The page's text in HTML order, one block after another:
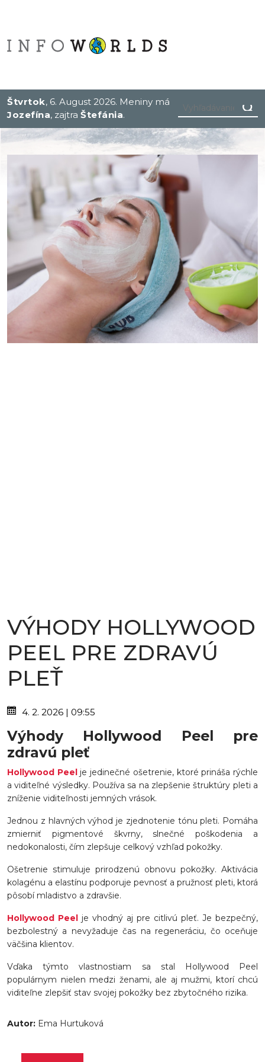
Štvrtok, 6. August 2026. Meniny má
Jozefína, zajtra Štefánia.
VÝHODY HOLLYWOOD
PEEL PRE ZDRAVÚ
PLEŤ
4. 2. 2026 | 09:55
Výhody Hollywood Peel pre
zdravú pleť
Hollywood Peelje jedinečné ošetrenie, ktoré prináša rýchle
a viditeľné výsledky. Používa sa na zlepšenie štruktúry pleti a
zníženie viditeľnosti jemných vrások.
Jednou z hlavných výhod je zjednotenie tónu pleti. Pomáha
zmierniť pigmentové škvrny, slnečné poškodenia a
nedokonalosti, čím zlepšuje celkový vzhľad pokožky.
Ošetrenie stimuluje prirodzenú obnovu pokožky. Aktivácia
kolagénu a elastínu podporuje pevnosť a pružnosť pleti, ktorá
pôsobí mladistvo a zdravšie.
Hollywood Peel je vhodný aj pre citlivú pleť. Je bezpečný,
bezbolestný a nevyžaduje čas na regeneráciu, čo oceňuje
väčšina klientov.
Vďaka týmto vlastnostiam sa stal Hollywood Peel
populárnym nielen medzi ženami, ale aj mužmi, ktorí chcú
viditeľne zlepšiť stav svojej pokožky bez zbytočného rizika.
Autor: Ema Hurtuková